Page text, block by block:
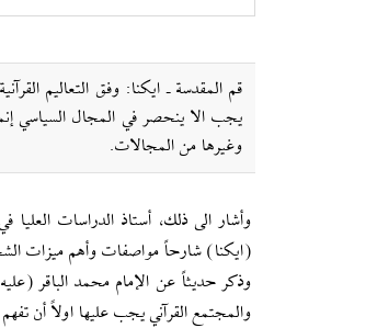
قم المقدسة ـ ايكنا: وفق التعاليم
يجب الا ينحصر في المجال السياسي
وغيرها من المجالات.
وأشار الى ذلك، أستاذ الدراسات العليا
(ايكنا) شارحاً مواصفات وأهم ميزات
وذكر حديثاً عن الإمام محمد الباقر
والمجتمع القرآني يجب عليها اولاً أن